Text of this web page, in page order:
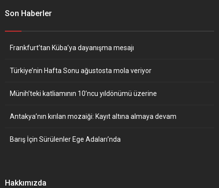
Son Haberler
Frankfurt’tan Küba’ya dayanışma mesajı
Türkiye’nin Hafta Sonu ağustosta mola veriyor
Münih’teki katliamının 10’ncu yıldönümü üzerine
Antakya’nın kırılan mozaiği: Kayıt altına almaya devam
Barış İçin Sürülenler Ege Adaları’nda
Hakkımızda